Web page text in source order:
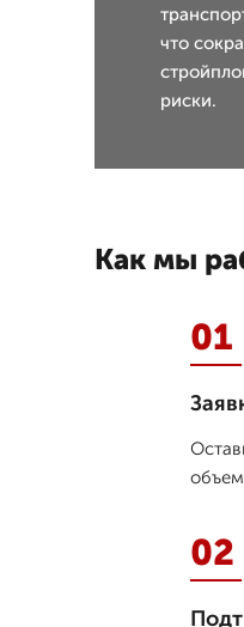
что
риски.
Как мы
01
02